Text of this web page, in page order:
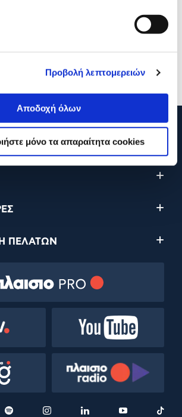
Προβολή λεπτομερειών
Αποδοχή όλων
μόνο τα απαραίτητα cookies
Προσθήκη
210 2895000
ΠΕΛΑΤΩΝ